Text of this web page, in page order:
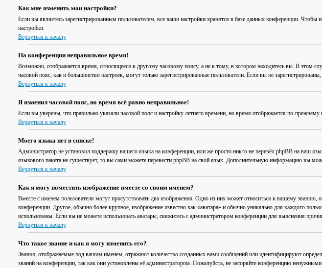
Как мне изменить мои настройки?
Если вы являетесь зарегистрированным пользователем, все ваши настройки хранятся в базе данных конференции. Чтобы
настройки.
Вернуться к началу
На конференции неправильное время!
Возможно, отображается время, относящееся к другому часовому поясу, а не к тому, в котором находитесь вы. В этом
часовой пояс, как и большинство настроек, могут только зарегистрированные пользователи. Если вы не
Вернуться к началу
Я изменил часовой пояс, но время всё равно неправильное!
Если вы уверены, что правильно указали часовой пояс и настройку летнего времени, но время отображается по-
Вернуться к началу
Моего языка нет в списке!
Администратор не установил поддержку вашего языка на конференции, или же просто никто не перевёл phpBB на ваш
языкового пакета не существует, то вы сами можете перевести phpBB на свой язык. Дополнительную информацию вы
Вернуться к началу
Как я могу поместить изображение вместе со своим именем?
Вместе с именем пользователя могут присутствовать два изображения. Одно из них может относиться к вашему
конференции. Другое, обычно более крупное, изображение известно как «аватара» и обычно уникально для каждого
использованы. Если вы не можете использовать аватары, свяжитесь с администратором конференции для выяснения
Вернуться к началу
Что такое звание и как я могу изменить его?
Звания, отображаемые под вашим именем, отражают количество созданных вами сообщений или идентифицируют
званий на конференции, так как они установлены её администратором. Пожалуйста, не засоряйте конференцию